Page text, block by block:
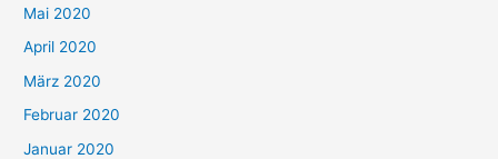
Mai 2020
April 2020
März 2020
Februar 2020
Januar 2020